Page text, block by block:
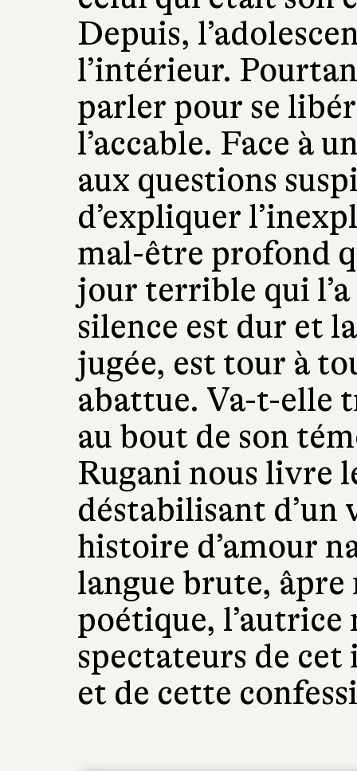
Depuis,
l’intérieur.
parler pour se
l’accable. Face à
aux questions
d’expliquer
mal-être profond
jour terrible qui
silence est dur et
jugée, est tour à
abattue. Va-t-elle
au bout de son
Rugani nous livre
déstabilisant d’un
histoire d’amour
langue brute, âpre
poétique, l’autrice
spectateurs de
et de cette